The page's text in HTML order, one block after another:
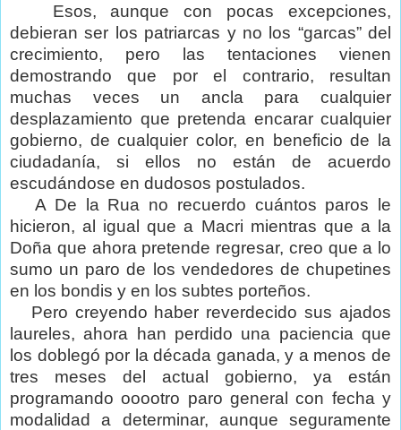
Esos, aunque con pocas excepciones,
debieran ser los patriarcas y no los “garcas” del
crecimiento, pero las tentaciones vienen
demostrando que por el contrario, resultan
muchas veces un ancla para cualquier
desplazamiento que pretenda encarar cualquier
gobierno, de cualquier color, en beneficio de la
ciudadanía, si ellos no están de acuerdo
escudándose en dudosos postulados.
A De la Rua no recuerdo cuántos paros le
hicieron, al igual que a Macri mientras que a la
Doña que ahora pretende regresar, creo que a lo
sumo un paro de los vendedores de chupetines
en los bondis y en los subtes porteños.
Pero creyendo haber reverdecido sus ajados
laureles, ahora han perdido una paciencia que
los doblegó por la década ganada, y a menos de
tres meses del actual gobierno, ya están
programando ooootro paro general con fecha y
modalidad a determinar, aunque seguramente